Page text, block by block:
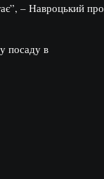
– Навроцький про
посаду в